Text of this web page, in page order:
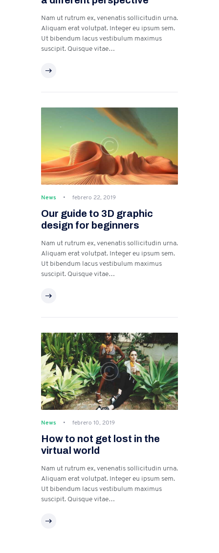
Nam ut rutrum ex, venenatis sollicitudin urna.
Aliquam erat volutpat. Integer eu ipsum sem.
Ut bibendum lacus vestibulum maximus
suscipit. Quisque vitae…
News febrero 22, 2019
Our guide to 3D graphic
design for beginners
Nam ut rutrum ex, venenatis sollicitudin urna.
Aliquam erat volutpat. Integer eu ipsum sem.
Ut bibendum lacus vestibulum maximus
suscipit. Quisque vitae…
News febrero 10, 2019
How to not get lost in the
virtual world
Nam ut rutrum ex, venenatis sollicitudin urna.
Aliquam erat volutpat. Integer eu ipsum sem.
Ut bibendum lacus vestibulum maximus
suscipit. Quisque vitae…